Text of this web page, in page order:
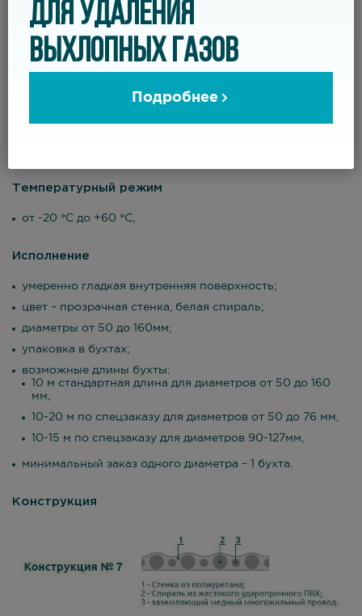
абразивам;
Температурный режим
от -20 °С до +60 °С,
Исполнение
умеренно гладкая внутренняя поверхность;
цвет – прозрачная стенка, белая спираль;
диаметры от 50 до 160мм;
упаковка в бухтах;
возможные длины бухты:
10 м стандартная длина для диаметров от 50 до 160
мм,
10-20 м по спецзаказу для диаметров от 50 до 76 мм,
10-15 м по спецзаказу для диаметров 90-127мм,
минимальный заказ одного диаметра – 1 бухта.
Конструкция
ДЛЯ УДАЛЕНИЯ
ВЫХЛОПНЫХ ГАЗОВ
Подробнее